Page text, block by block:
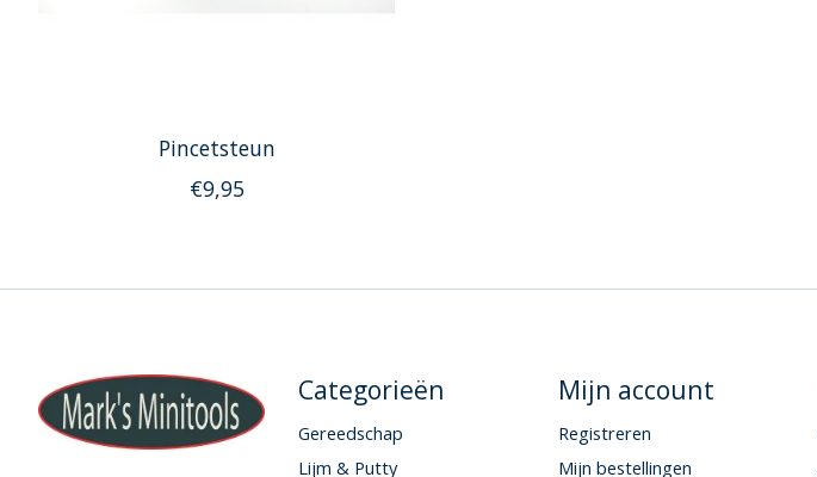
Pincetsteun
€9,95
Categorieën
Gereedschap
Lijm & Putty
Mijn account
Registreren
Mijn bestellingen